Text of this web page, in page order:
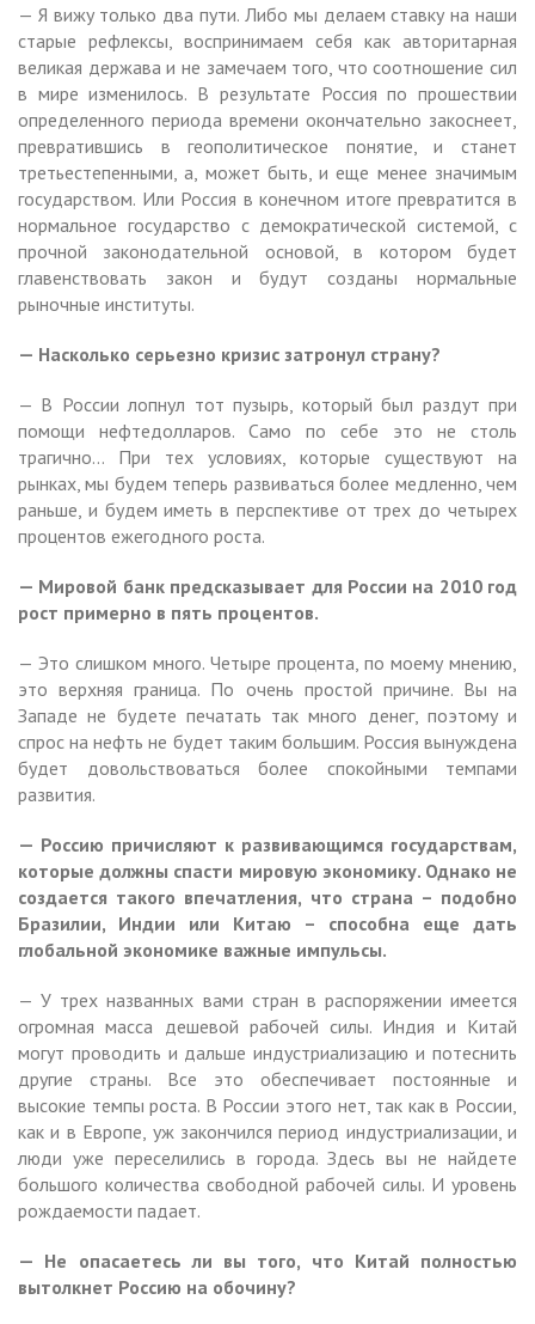
— Я вижу только два пути. Либо мы делаем ставку на наши
старые рефлексы, воспринимаем себя как авторитарная
великая держава и не замечаем того, что соотношение сил
в мире изменилось. В результате Россия по прошествии
определенного периода времени окончательно закоснеет,
превратившись в геополитическое понятие, и станет
третьестепенными, а, может быть, и еще менее значимым
государством. Или Россия в конечном итоге превратится в
нормальное государство с демократической системой, с
прочной законодательной основой, в котором будет
главенствовать закон и будут созданы нормальные
рыночные институты.
— Насколько серьезно кризис затронул страну?
— В России лопнул тот пузырь, который был раздут при
помощи нефтедолларов. Само по себе это не столь
трагично… При тех условиях, которые существуют на
рынках, мы будем теперь развиваться более медленно, чем
раньше, и будем иметь в перспективе от трех до четырех
процентов ежегодного роста.
— Мировой банк предсказывает для России на 2010 год
рост примерно в пять процентов.
— Это слишком много. Четыре процента, по моему мнению,
это верхняя граница. По очень простой причине. Вы на
Западе не будете печатать так много денег, поэтому и
спрос на нефть не будет таким большим. Россия вынуждена
будет довольствоваться более спокойными темпами
развития.
— Россию причисляют к развивающимся государствам,
которые должны спасти мировую экономику. Однако не
создается такого впечатления, что страна – подобно
Бразилии, Индии или Китаю – способна еще дать
глобальной экономике важные импульсы.
— У трех названных вами стран в распоряжении имеется
огромная масса дешевой рабочей силы. Индия и Китай
могут проводить и дальше индустриализацию и потеснить
другие страны. Все это обеспечивает постоянные и
высокие темпы роста. В России этого нет, так как в России,
как и в Европе, уж закончился период индустриализации, и
люди уже переселились в города. Здесь вы не найдете
большого количества свободной рабочей силы. И уровень
рождаемости падает.
— Не опасаетесь ли вы того, что Китай полностью
вытолкнет Россию на обочину?